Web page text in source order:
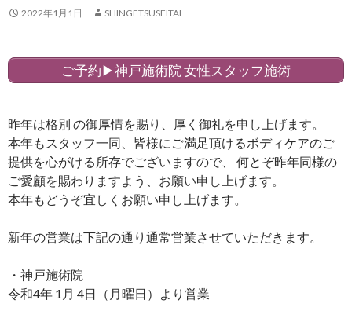
2022年1月1日 SHINGETSUSEITAI
ご予約▶︎神戸施術院 女性スタッフ施術
昨年は格別 の御厚情を賜り、厚く御礼を申し上げます。
本年もスタッフ一同、皆様にご満足頂けるボディケアのご
提供を心がける所存でございますので、 何とぞ昨年同様の
ご愛顧を賜わりますよう、お願い申し上げます。
本年もどうぞ宜しくお願い申し上げます。
新年の営業は下記の通り通常営業させていただきます。
・神戸施術院
令和4年 1月 4日（月曜日）より営業